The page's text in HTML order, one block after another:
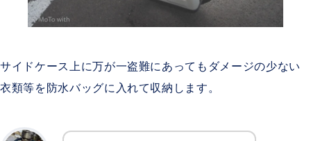
サイドケース上に万が一盗難にあってもダメージの少ない
衣類等を防水バッグに入れて収納します。